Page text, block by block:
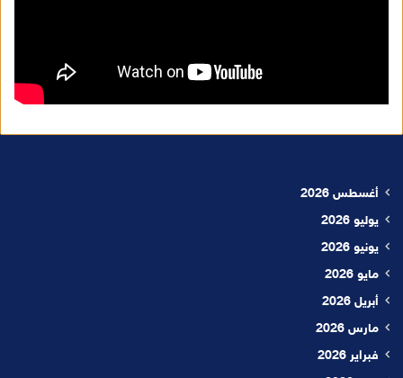
أغسطس 2026
يوليو 2026
يونيو 2026
مايو 2026
أبريل 2026
مارس 2026
فبراير 2026